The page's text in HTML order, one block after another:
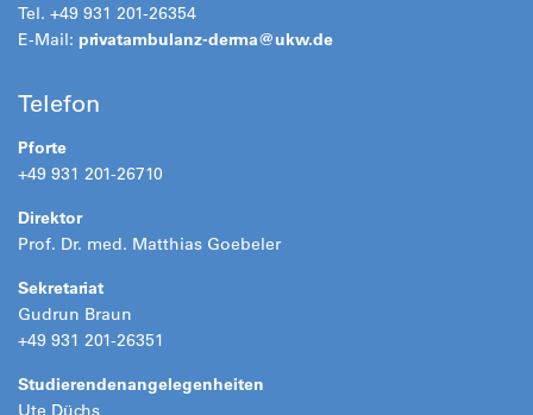
Tel. +49 931 201-26354
E-Mail: privatambulanz-derma@ukw.de
Telefon
Pforte
+49 931 201-26710
Direktor
Prof. Dr. med. Matthias Goebeler
Sekretariat
Gudrun Braun
+49 931 201-26351
Studierendenangelegenheiten
Ute Düchs